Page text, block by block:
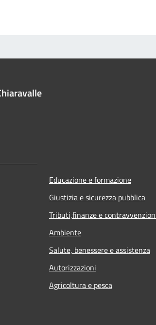
Educazione e formazione
Giustizia e sicurezza pubblica
Tributi,finanze e
Ambiente
Salute, benessere e assistenza
Autorizzazioni
Agricoltura e pesca